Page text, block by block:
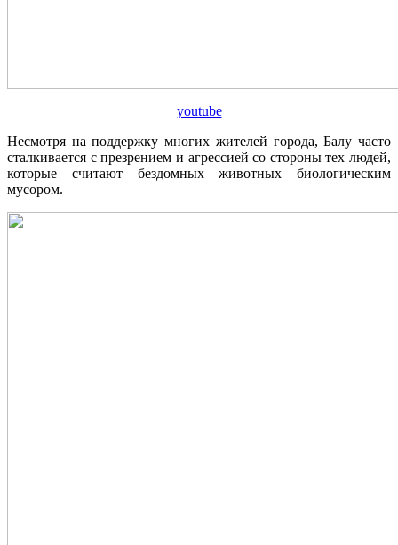
youtube
Несмотря на поддержку многих жителей города, Балу часто
сталкивается с презрением и агрессией со стороны тех людей,
которые считают бездомных животных биологическим
мусором.